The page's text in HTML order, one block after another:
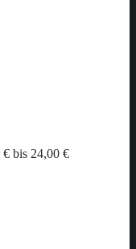
€ bis 24,00 €